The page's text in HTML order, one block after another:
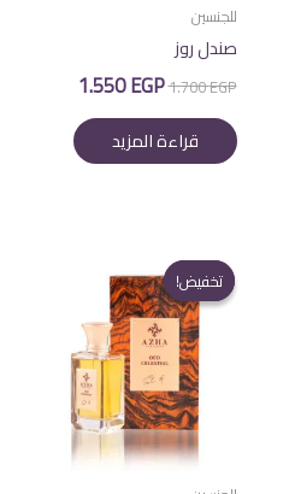
للجنسين
صندل روز
1.700EGP السعر
الأصلي
هو:
1.700 EGP.
1.550EGP
هو:
1.550 EGP. قراءة المزيد
تخفيض!
تخفيض!